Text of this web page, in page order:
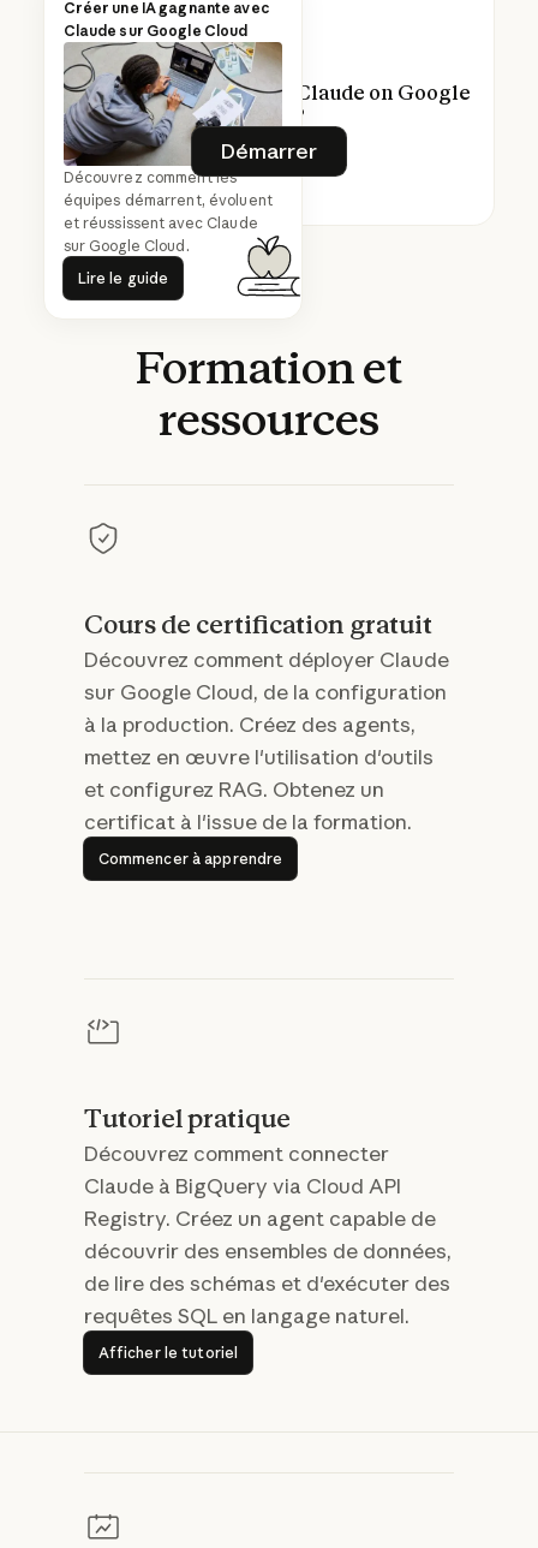
Créer une IA gagnante avec
Claude sur Google Cloud
Découvrez comment les
équipes démarrent, évoluent
et réussissent avec Claude
sur Google Cloud.
Lire le guide
Lire le guide
Prêt à développer avec Claude on Google
Cloud ?
Démarrer
Démarrer
Formationet
ressources
Cours de certification gratuit
Découvrez comment déployer Claude
sur Google Cloud, de la configuration
à la production. Créez des agents,
mettez en œuvre l'utilisation d'outils
et configurez RAG. Obtenez un
certificat à l'issue de la formation.
Commencer à apprendre
Commencer à apprendre
Tutoriel pratique
Découvrez comment connecter
Claude à BigQuery via Cloud API
Registry. Créez un agent capable de
découvrir des ensembles de données,
de lire des schémas et d'exécuter des
requêtes SQL en langage naturel.
Afficher le tutoriel
Afficher le tutoriel